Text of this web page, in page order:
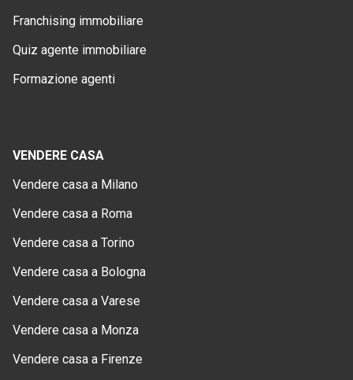
Franchising immobiliare
Quiz agente immobiliare
Formazione agenti
VENDERE CASA
Vendere casa a Milano
Vendere casa a Roma
Vendere casa a Torino
Vendere casa a Bologna
Vendere casa a Varese
Vendere casa a Monza
Vendere casa a Firenze